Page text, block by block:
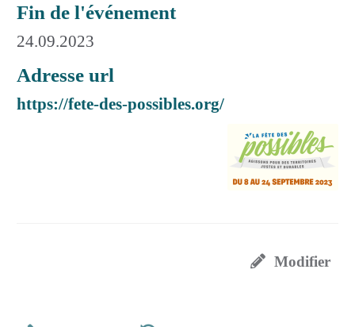
Fin de l'événement
24.09.2023
Adresse url
https://fete-des-possibles.org/
Modifier